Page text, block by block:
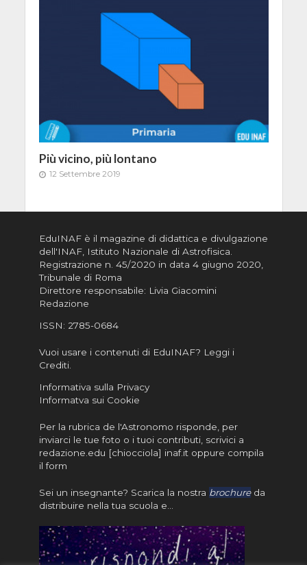
Più vicino, più lontano
12 Settembre 2019
EduINAF è il magazine di didattica e divulgazione
dell'INAF, Istituto Nazionale di Astrofisica
Registrazione n. 45/2020 in data 4 giugno 2020,
Tribunale di Roma
Direttore responsabile: Livia Giacomini
Redazione
ISSN: 2785-0684
Vuoi usare i contenuti di EduINAF? Leggi i
Crediti.
Informativa sulla Privacy
Informatva sui Cookie
Per la rubrica de l'Astronomo risponde, per
inviarci le tue foto o i tuoi contributi, scrivici a
redazione.edu [chiocciola] inaf.it oppure compila
il form
Sei un insegnante? Scarica la nostra brochureda
distribuire nella tua scuola e…